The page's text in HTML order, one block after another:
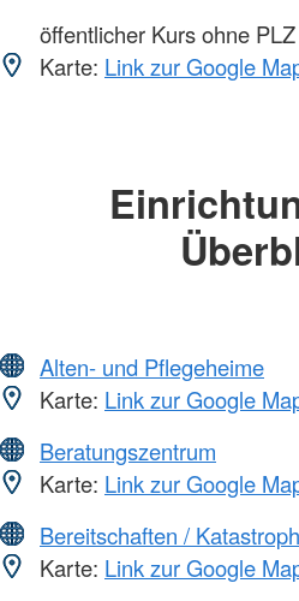
öffentlicher Kurs ohne PLZ
Karte: Link zur Google
Alten- und Pflegeheime
Karte: Link zur Google
Beratungszentrum
Karte: Link zur Google
Bereitschaften /
Karte: Link zur Google